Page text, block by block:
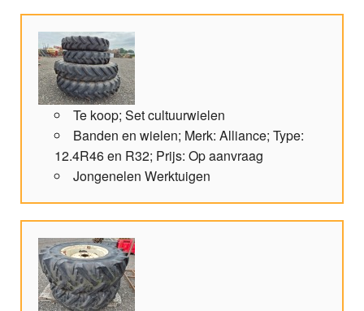
Te koop; Set cultuurwielen
Banden en wielen; Merk: Alliance; Type:
12.4R46 en R32; Prijs: Op aanvraag
Jongenelen Werktuigen